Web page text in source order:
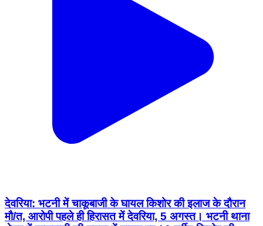
देवरिया: भटनी में चाकूबाजी के घायल किशोर की इलाज के दौरान
मौ/त, आरोपी पहले ही हिरासत में देवरिया, 5 अगस्त। भटनी थाना